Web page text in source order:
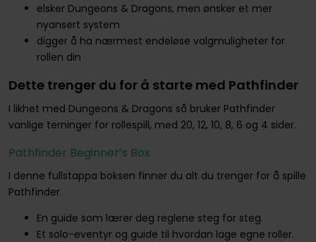
elsker Dungeons & Dragons, men ønsker et mer
nyansert system
digger å ha nærmest endeløse valgmuligheter for
rollen din
Dette trenger du for å starte med Pathfinder
I likhet med Dungeons & Dragons så bruker Pathfinder
vanlige terninger for rollespill, med 20, 12, 10, 8, 6 og 4 sider.
Pathfinder Beginner’s Box
I denne fullstappa boksen finner du alt du trenger for å spille
Pathfinder.
En guide som lærer deg reglene steg for steg.
Et solo-eventyr og guide til hvordan lage egne roller.